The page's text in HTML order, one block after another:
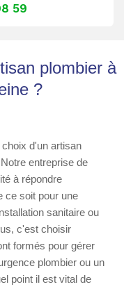
59
plombier à
?
d'un artisan
entreprise de
à répondre
ce soit pour une
sanitaire ou
c'est choisir
formés pour gérer
plombier ou un
point il est vital de